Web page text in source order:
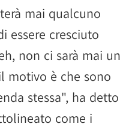
mai qualcuno
essere cresciuto
non ci sarà mai un
motivo è che sono
stessa", ha detto
come i